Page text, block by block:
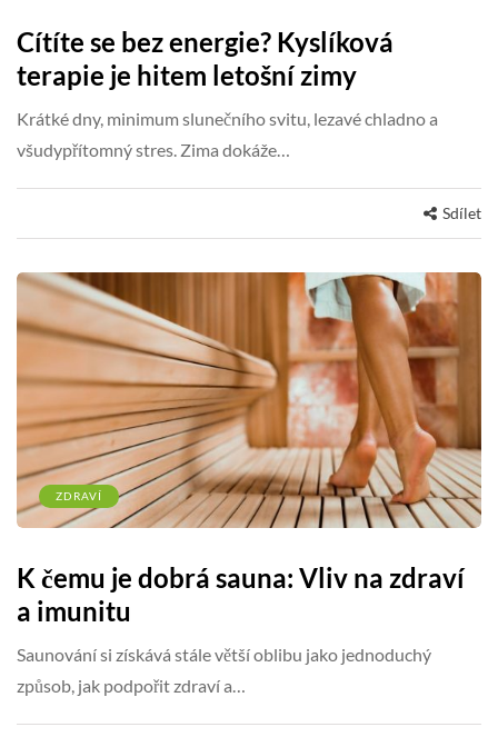
Cítíte se bez energie? Kyslíková
terapie je hitem letošní zimy
Krátké dny, minimum slunečního svitu, lezavé chladno a
všudypřítomný stres. Zima dokáže…
Sdílet
ZDRAVÍ
K čemu je dobrá sauna: Vliv na zdraví
a imunitu
Saunování si získává stále větší oblibu jako jednoduchý
způsob, jak podpořit zdraví a…